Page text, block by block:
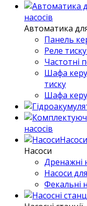
насосів
Автоматика
Панель
Реле
Частотні
Шафа
тиску
Шафа
насосів
Насоси
Насоси
Дренажні
Насоси
Фекальні